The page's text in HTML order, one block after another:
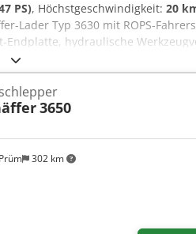
PS), Höchstgeschwindigkeit: 20
Lader Typ 3630 mit ROPS-
Endplatte, hydraulische
kgHydraulikanschlüsse in
kpl. Lenkturm für
LED 800 Lumen (2x vorne und 1 x
75-15.3 AS
Codezp
302 km
3650